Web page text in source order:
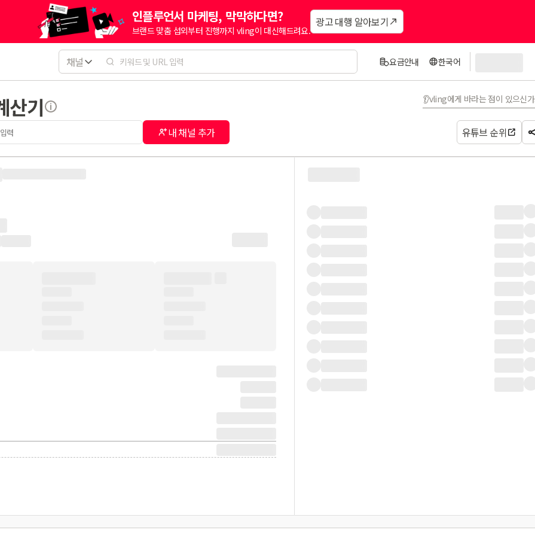
인플루언서 마케팅, 막막하다면?
브랜드 맞춤 섭외부터 진행까지 vling이 대신해드려요.
광고 대행 알아보기
채널 요금안내 한국어
산기 👂vling에게 바라는 점이 있으신
내 채널 추가 유튜브 순위